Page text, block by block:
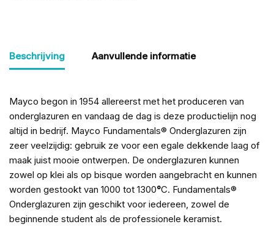
Beschrijving Aanvullende informatie
Mayco begon in 1954 allereerst met het produceren van
onderglazuren en vandaag de dag is deze productielijn nog
altijd in bedrijf. Mayco Fundamentals® Onderglazuren zijn
zeer veelzijdig: gebruik ze voor een egale dekkende laag of
maak juist mooie ontwerpen. De onderglazuren kunnen
zowel op klei als op bisque worden aangebracht en kunnen
worden gestookt van 1000 tot 1300°C. Fundamentals®
Onderglazuren zijn geschikt voor iedereen, zowel de
beginnende student als de professionele keramist.